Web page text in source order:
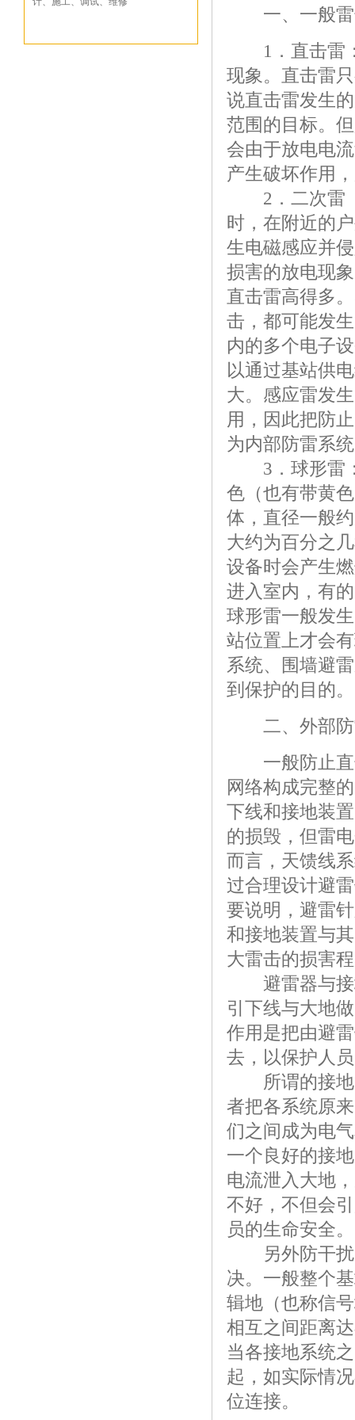
一、一般雷
1．直击雷：
现象。直击雷
说直击雷发生
范围的目标。
会由于放电电
产生破坏作用
2．二次雷（
时，在附近的
生电磁感应并
损害的放电现
直击雷高得多
击，都可能发
内的多个电子
以通过基站供
大。感应雷发
用，因此把防
为内部防雷系
3．球形雷：
色（也有带黄
体，直径一般
大约为百分之
设备时会产生
进入室内，有
球形雷一般发
站位置上才会
系统、围墙避
到保护的目的。
二、外部防
一般防止直
网络构成完整
下线和接地装
的损毁，但雷
而言，天馈线
过合理设计避
要说明，避雷
和接地装置与
大雷击的损害
避雷器与接
引下线与大地
作用是把由避
去，以保护人
所谓的接地
者把各系统原
们之间成为电
一个良好的接
电流泄入大地
不好，不但会
员的生命安全。
另外防干扰
决。一般整个
辑地（也称信
相互之间距离
当各接地系统
起，如实际情
位连接。